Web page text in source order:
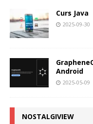
Curs Java
2025-09-30
Android
2025-05-09
NOSTALGIVIEW